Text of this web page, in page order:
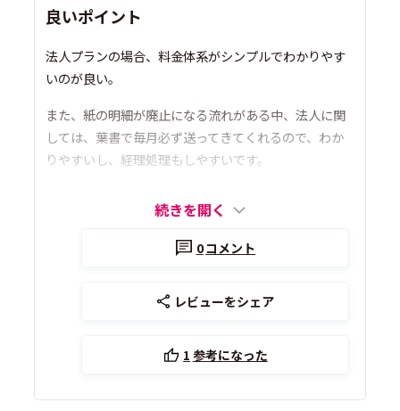
良いポイント
法人プランの場合、料金体系がシンプルでわかりやす
いのが良い。
また、紙の明細が廃止になる流れがある中、法人に関
しては、葉書で毎月必ず送ってきてくれるので、わか
りやすいし、経理処理もしやすいです。
続きを開く
0コメント
レビューをシェア
1 参考になった